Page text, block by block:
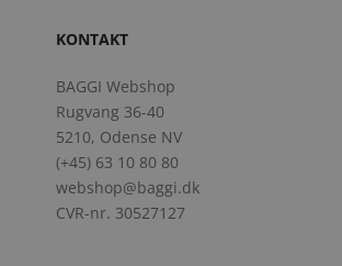
KONTAKT
BAGGI Webshop
Rugvang 36-40
5210, Odense NV
(+45) 63 10 80 80
webshop@baggi.dk
CVR-nr. 30527127